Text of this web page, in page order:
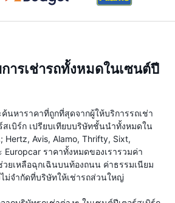
การเช่ารถทั้งหมดในเซนต์ปี
ค้นหาราคาที่ถูกที่สุดจากผู้ให้บริการรถเช่า
เบิร์ก เปรียบเทียบบริษัทชั้นนำทั้งหมดใน
Hertz, Avis, Alamo, Thrifty, Sixt,
Europcar ราคาทั้งหมดของเรารวมค่า
ยเหลือฉุกเฉินบนท้องถนน ค่าธรรมเนียม
ม่จำกัดที่บริษัทให้เช่ารถส่วนใหญ่